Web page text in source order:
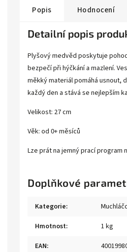
Popis Hodnocení
Detailní popis
Plyšový medvěd poskytuje
bezpečí při hýčkání a mazlení.
měkký materiál pomáhá usnout,
každý den a stává se nejlepším
Velikost: 27 cm
Věk: od 0+ měsíců
Lze prát na jemný prací program
Doplňkové
Kategorie:
Hmotnost:
1 kg
EAN: